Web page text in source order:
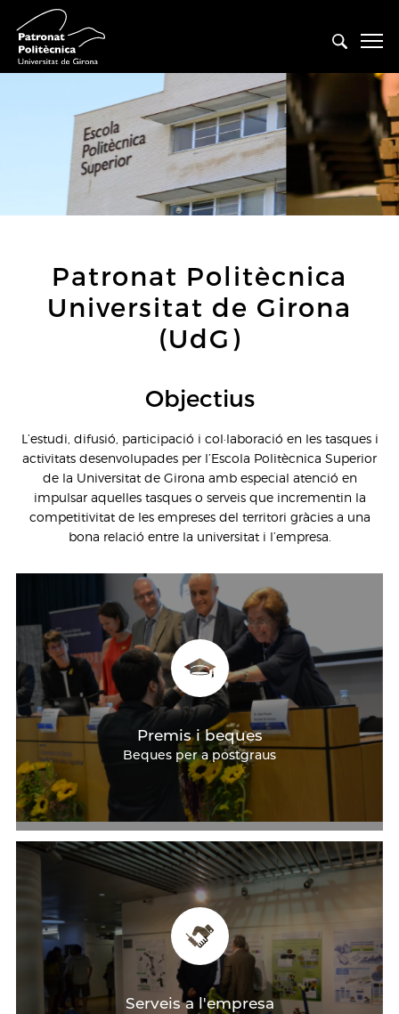
Patronat Politècnica
Universitat de Girona
(UdG)
Objectius
L’estudi, difusió, participació i col·laboració en les tasques i
activitats desenvolupades per l’Escola Politècnica Superior
de la Universitat de Girona amb especial atenció en
impulsar aquelles tasques o serveis que incrementin la
competitivitat de les empreses del territori gràcies a una
bona relació entre la universitat i l’empresa.
Premis i beques
Beques per a postgraus
Serveis a l'empresa